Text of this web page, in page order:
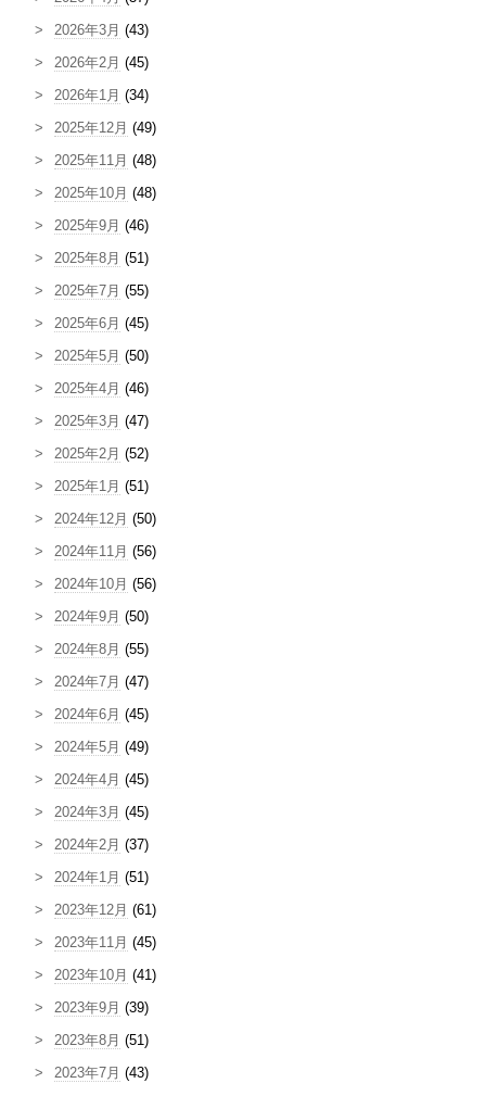
2026年3月 (43)
2026年2月 (45)
2026年1月 (34)
2025年12月 (49)
2025年11月 (48)
2025年10月 (48)
2025年9月 (46)
2025年8月 (51)
2025年7月 (55)
2025年6月 (45)
2025年5月 (50)
2025年4月 (46)
2025年3月 (47)
2025年2月 (52)
2025年1月 (51)
2024年12月 (50)
2024年11月 (56)
2024年10月 (56)
2024年9月 (50)
2024年8月 (55)
2024年7月 (47)
2024年6月 (45)
2024年5月 (49)
2024年4月 (45)
2024年3月 (45)
2024年2月 (37)
2024年1月 (51)
2023年12月 (61)
2023年11月 (45)
2023年10月 (41)
2023年9月 (39)
2023年8月 (51)
2023年7月 (43)